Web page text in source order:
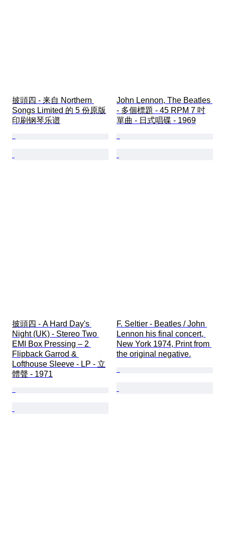
披頭四 - 来自 Northern
Songs Limited 的 5 份原版
印刷钢琴乐谱
John Lennon, The Beatles
- 多個標題 - 45 RPM 7 吋
單曲 - 日式唱碟 - 1969
披頭四 - A Hard Day's
Night (UK) - Stereo Two
EMI Box Pressing – 2
Flipback Garrod &
Lofthouse Sleeve - LP - 立
體聲 - 1971
F. Seltier - Beatles / John
Lennon his final concert,
New York 1974, Print from
the original negative.